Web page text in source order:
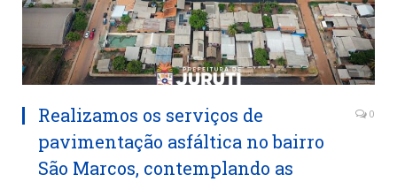
Realizamos os serviços de
pavimentação asfáltica no bairro
São Marcos, contemplando as
0